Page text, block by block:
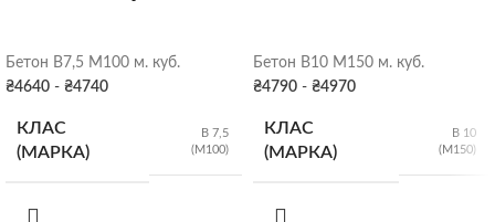
Бетон B7,5 М100 м. куб.
₴4640 - ₴4740
КЛАС
(МАРКА)
B 7,5
(М100)
Бетон B10 М150 м. куб.
₴4790 - ₴4970
КЛАС
(МАРКА)
B 10
(М150)